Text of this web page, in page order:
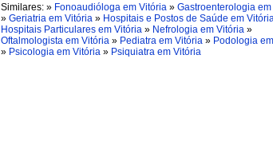
Similares: » Fonoaudióloga em Vitória » Gastroenterologia em
» Geriatria em Vitória » Hospitais e Postos de Saúde em Vitória
Hospitais Particulares em Vitória » Nefrologia em Vitória »
Oftalmologista em Vitória » Pediatra em Vitória » Podologia
» Psicologia em Vitória » Psiquiatra em Vitória